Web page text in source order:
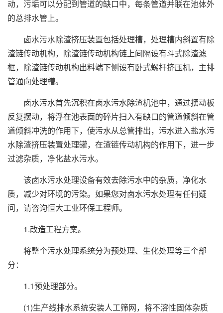
动，污垢可以分配到管道的缺口中，每条管道并联在池体外
的总排水管上。
卤水污水除渣挤压装置包括处理槽，处理槽内斜置有除
渣链传动机构，除渣链传动机构链上间隔设有斗式除渣滤
框，除渣链传动机构出料端下侧设有卧式螺杆挤压机，主排
管通向处理槽。
卤水污水首先沉积在卤水污水除渣机池中，通过摆动板
反复摆动，将浮在池表面的碎片扫入有缺口的管道倾斜在管
道倾斜冲洗的作用下，使污水从总管排出，污水进入盐水污
水除渣挤压装置处理罐，在渣链传动机构的作用下，进一步
过滤杂质，净化盐水污水。
该卤水污水处理设备有效去除污水中的杂质，净化水
质，减少对环境的污染。如果您对卤水污水处理有任何疑
问，请咨询恒大工业环保工程师。
1.改造工程方案。
将整个污水处理系统分为预处理、生化处理等三个部
分：
1.1预处理部分。
(1)生产线排水系统安装人工筛网，将不溶性固体杂质